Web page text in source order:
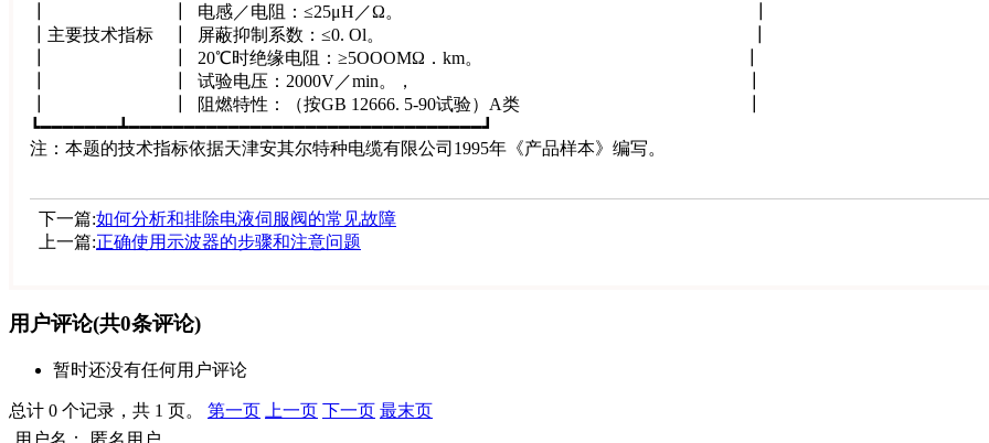
┃ ┃ 电感／电阻：≤25μH／Ω。 ┃
┃主要技术指标 ┃ 屏蔽抑制系数：≤0. Ol。 ┃
┃ ┃ 20℃时绝缘电阻：≥5OOOMΩ．km。 ┃
┃ ┃ 试验电压：2000V／min。， ┃
┃ ┃ 阻燃特性：（按GB 12666. 5-90试验）A类 ┃
┗━━━━━━━┻━━━━━━━━━━━━━━━━━━━━━━━━━━━━━━━━┛
注：本题的技术指标依据天津安其尔特种电缆有限公司1995年《产品样本》编写。
下一篇:如何分析和排除电液伺服阀的常见故障
上一篇:正确使用示波器的步骤和注意问题
用户评论(共0条评论)
暂时还没有任何用户评论
总计 0 个记录，共 1 页。 第一页 上一页 下一页 最末页
用户名：
匿名用户